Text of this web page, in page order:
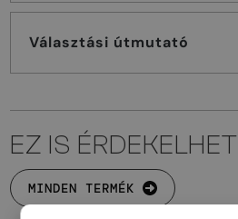
Választási útmutató
EZ IS ÉRDEKELHET
MINDEN TERMÉK